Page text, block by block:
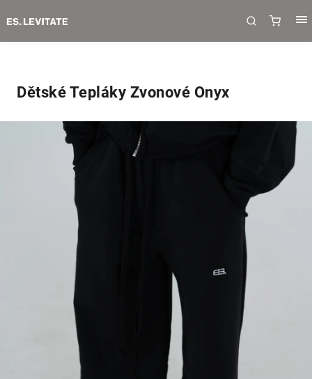
Dětské Tepláky Zvonové Onyx